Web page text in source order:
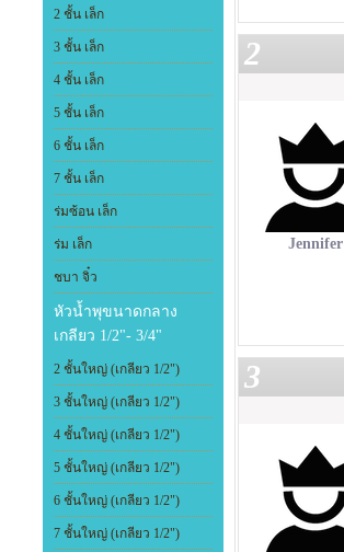
2 ชั้น เล็ก
3 ชั้น เล็ก
4 ชั้น เล็ก
5 ชั้น เล็ก
6 ชั้น เล็ก
7 ชั้น เล็ก
ร่มซ้อน เล็ก
ร่ม เล็ก
ชบา จิ๋ว
หัวน้ำพุขนาดกลาง
เกลียว 1/2"- 3/4"
2 ชั้นใหญ่ (เกลียว 1/2")
3 ชั้นใหญ่ (เกลียว 1/2")
4 ชั้นใหญ่ (เกลียว 1/2")
5 ชั้นใหญ่ (เกลียว 1/2")
6 ชั้นใหญ่ (เกลียว 1/2")
7 ชั้นใหญ่ (เกลียว 1/2")
2
Jennifer
3